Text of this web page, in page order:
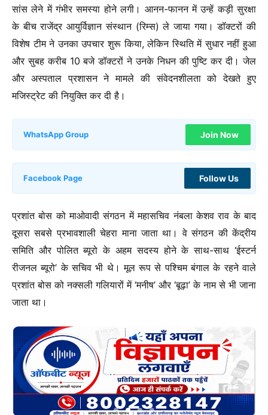
सांस लेने में गंभीर समस्या होने लगी। आनन-फानन में उन्हें कड़ी सुरक्षा
के बीच राजेंद्र आयुर्विज्ञान संस्थान (रिम्स) ले जाया गया। डॉक्टरों की
विशेष टीम ने उनका उपचार शुरू किया, लेकिन स्थिति में सुधार नहीं हुआ
और सुबह करीब 10 बजे डॉक्टरों ने उनके निधन की पुष्टि कर दी। जेल
और अस्पताल प्रशासन ने मामले की संवेदनशीलता को देखते हुए
मजिस्ट्रेट की नियुक्ति कर दी है।
WhatsApp Group Join Now
Facebook Page Follow Us
प्रशांत बोस को माओवादी संगठन में महासचिव नंबला केशव राव के बाद
दूसरा सबसे प्रभावशाली चेहरा माना जाता था। वे संगठन की केंद्रीय
समिति और पोलित ब्यूरो के अहम सदस्य होने के साथ-साथ ‘ईस्टर्न
रीजनल ब्यूरो’ के सचिव भी थे। मूल रूप से पश्चिम बंगाल के रहने वाले
प्रशांत बोस को नक्सली गलियारों में ‘मनीष’ और ‘बूढ़ा’ के नाम से भी जाना
जाता था।